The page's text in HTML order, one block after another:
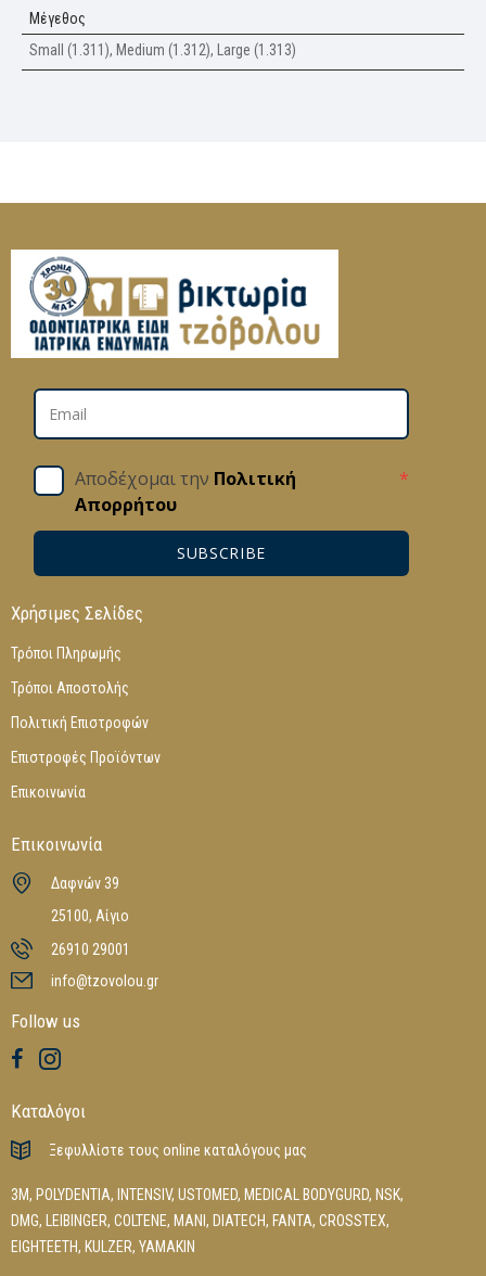
Μέγεθος
Small (1.311), Medium (1.312), Large (1.313)
Αποδέχομαι την Πολιτική
Απορρήτου
*
SUBSCRIBE
Χρήσιμες Σελίδες
Τρόποι Πληρωμής
Τρόποι Αποστολής
Πολιτική Επιστροφών
Επιστροφές Προϊόντων
Επικοινωνία
Επικοινωνία
Δαφνών 39
25100, Αίγιο
26910 29001
info@tzovolou.gr
Follow us
Καταλόγοι
Ξεφυλλίστε τους online καταλόγους μας
3M, POLYDENTIA, INTENSIV, USTOMED, MEDICAL BODYGURD, NSK,
DMG, LEIBINGER, COLTENE, MANI , DIATECH, FANTA, CROSSTEX,
EIGHTEETH, KULZER, YAMAKIN